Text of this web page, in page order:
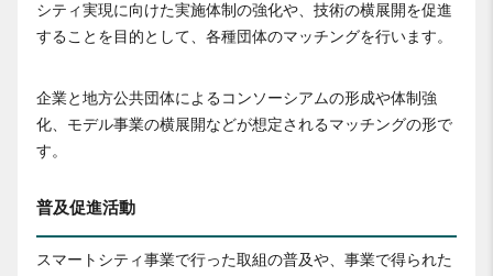
シティ実現に向けた実施体制の強化や、技術の横展開を促進
することを目的として、各種団体のマッチングを行います。
企業と地方公共団体によるコンソーシアムの形成や体制強
化、モデル事業の横展開などが想定されるマッチングの形で
す。
普及促進活動
スマートシティ事業で行った取組の普及や、事業で得られた